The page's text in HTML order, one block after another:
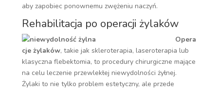
aby zapobiec ponownemu zwężeniu naczyń.
Rehabilitacja po operacji żylaków
Opera
cje żylaków, takie jak skleroterapia, laseroterapia lub
klasyczna flebektomia, to procedury chirurgiczne mające
na celu leczenie przewlekłej niewydolności żyłnej.
Żylaki to nie tylko problem estetyczny, ale przede